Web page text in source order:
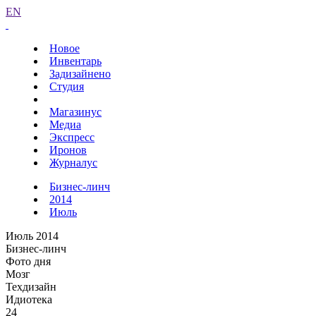
EN
Новое
Инвентарь
Задизайнено
Студия
Магазинус
Медиа
Экспресс
Иронов
Журналус
Бизнес-линч
2014
Июль
Июль 2014
Бизнес-линч
Фото дня
Мозг
Техдизайн
Идиотека
24